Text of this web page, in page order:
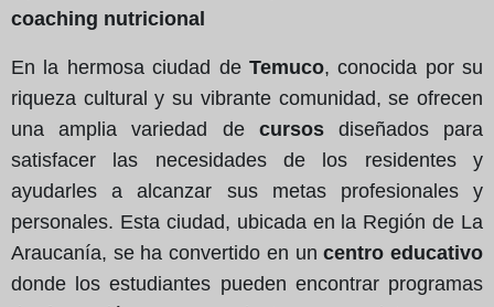
coaching nutricional
En la hermosa ciudad de Temuco, conocida por su
riqueza cultural y su vibrante comunidad, se ofrecen
una amplia variedad de cursosdiseñados para
satisfacer las necesidades de los residentes y
ayudarles a alcanzar sus metas profesionales y
personales. Esta ciudad, ubicada en la Región de La
Araucanía, se ha convertido en uncentro educativo
donde los estudiantes pueden encontrar programas